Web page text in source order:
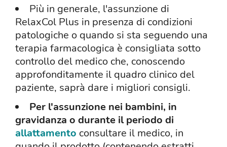
Più in generale, l'assunzione di
RelaxCol Plus in presenza di condizioni
patologiche o quando si sta seguendo una
terapia farmacologica è consigliata sotto
controllo del medico che, conoscendo
approfonditamente il quadro clinico del
paziente, saprà dare i migliori consigli.
Per l'assunzione nei bambini, in
gravidanza o durante il periodo di
allattamento consultare il medico, in